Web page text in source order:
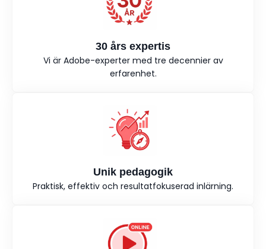
30 års expertis
Vi är Adobe-experter med tre decennier av
erfarenhet.
Unik pedagogik
Praktisk, effektiv och resultatfokuserad inlärning.